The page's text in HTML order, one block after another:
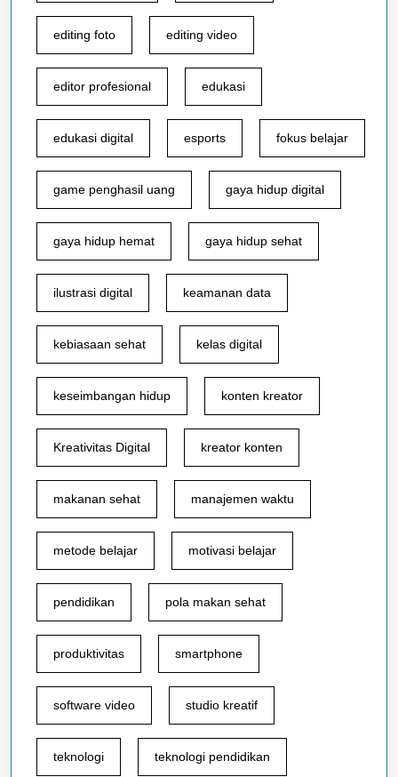
editing foto editing video
editor profesional edukasi
edukasi digital esports fokus belajar
game penghasil uang gaya hidup digital
gaya hidup hemat gaya hidup sehat
ilustrasi digital keamanan data
kebiasaan sehat kelas digital
keseimbangan hidup konten kreator
Kreativitas Digital kreator konten
makanan sehat manajemen waktu
metode belajar motivasi belajar
pendidikan pola makan sehat
produktivitas smartphone
software video studio kreatif
teknologi teknologi pendidikan